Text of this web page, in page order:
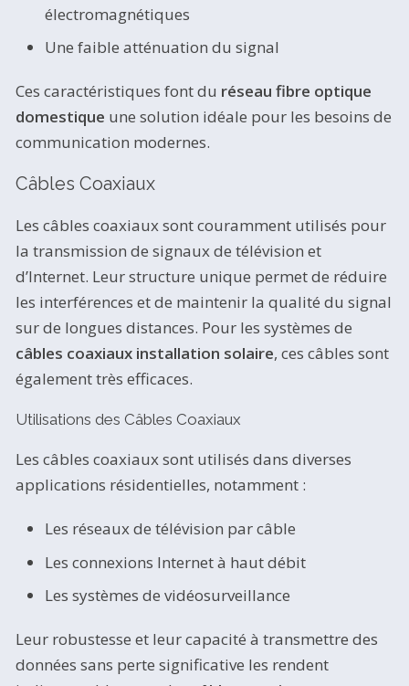
électromagnétiques
Une faible atténuation du signal
Ces caractéristiques font du réseau fibre optique
domestique une solution idéale pour les besoins de
communication modernes.
Câbles Coaxiaux
Les câbles coaxiaux sont couramment utilisés pour
la transmission de signaux de télévision et
d’Internet. Leur structure unique permet de réduire
les interférences et de maintenir la qualité du signal
sur de longues distances. Pour les systèmes de
câbles coaxiaux installation solaire, ces câbles sont
également très efficaces.
Utilisations des Câbles Coaxiaux
Les câbles coaxiaux sont utilisés dans diverses
applications résidentielles, notamment :
Les réseaux de télévision par câble
Les connexions Internet à haut débit
Les systèmes de vidéosurveillance
Leur robustesse et leur capacité à transmettre des
données sans perte significative les rendent